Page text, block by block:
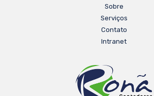
Sobre
Serviços
Contato
Intranet